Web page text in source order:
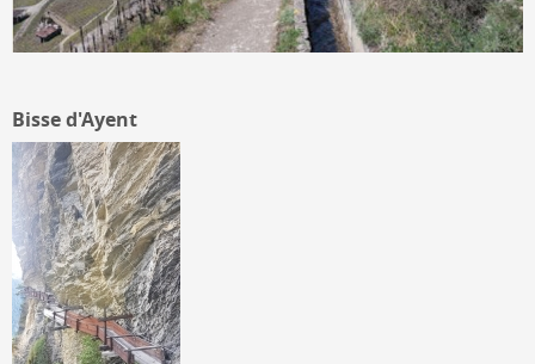
Bisse d'Ayent